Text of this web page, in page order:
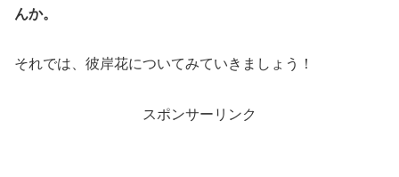
んか。
それでは、彼岸花についてみていきましょう！
スポンサーリンク